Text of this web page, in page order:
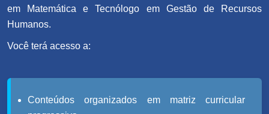
em Matemática e Tecnólogo em Gestão de Recursos
Humanos.
Você terá acesso a:
Conteúdos organizados em matriz curricular